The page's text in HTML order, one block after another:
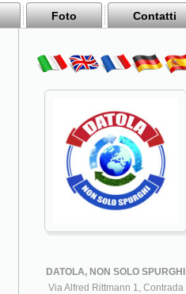
Foto Contatti
DATOLA, NON SOLO SPURGHI
Via Alfred Rittmann 1, Contrada